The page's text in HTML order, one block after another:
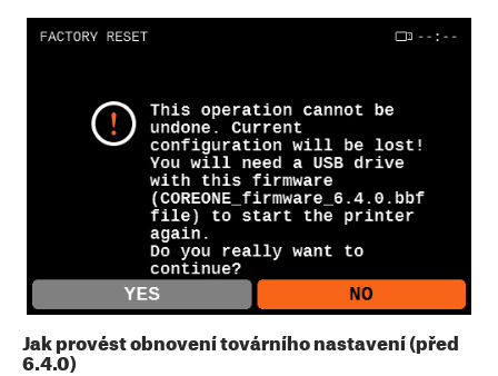
Jak provést obnovení továrního nastavení (před
6.4.0)